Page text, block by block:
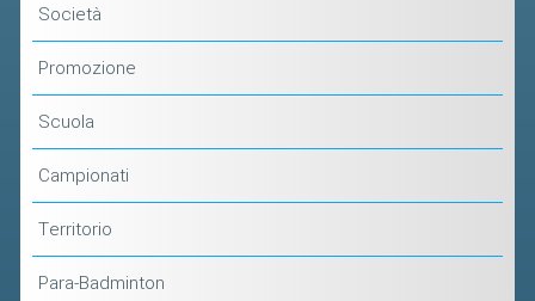
Società
Promozione
Scuola
Campionati
Territorio
Para-Badminton